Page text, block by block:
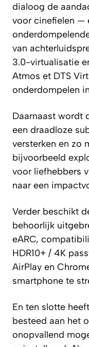
dialoog de
voor cinefielen —
van
3.0-virtualisatie
Atmos et DTS
onderdompelen
Daarnaast wordt
een draadloze
versterken en zo
bijvoorbeeld
voor liefhebbers
naar een
Verder beschikt
behoorlijk
eARC,
HDR10+ / 4K
AirPlay en
smartphone te
En ten slotte
besteed aan het
onopvallend